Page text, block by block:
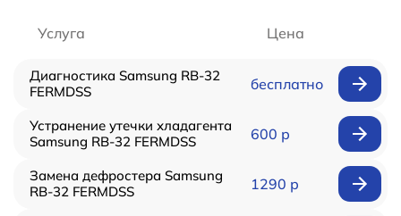
Услуга Цена
Диагностика Samsung RB-32
FERMDSS
бесплатно
Устранение утечки хладагента
Samsung RB-32 FERMDSS
600 р
Замена дефростера Samsung
RB-32 FERMDSS
1290 р